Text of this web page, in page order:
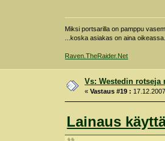
Miksi portsarilla on pamppu
...koska asiakas on aina
Raven.TheRaider.Net
Vs: Westedin rotseja
«Vastaus #19 :
Lainaus